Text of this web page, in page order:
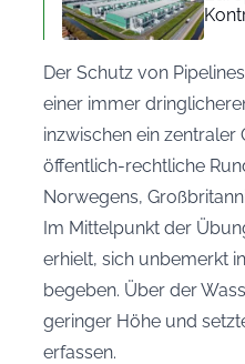
Der Schutz von
einer immer
inzwischen ein zentraler
öffentlich-rechtliche
Norwegens,
Im Mittelpunkt der
erhielt, sich unbemerkt
begeben. Über der
geringer Höhe und
erfassen.